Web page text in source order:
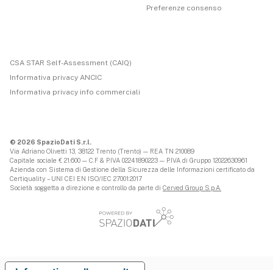
Preferenze consenso
CSA STAR Self-Assessment (CAIQ)
Informativa privacy ANCIC
Informativa privacy info commerciali
© 2026 SpazioDati S.r.l.
Via Adriano Olivetti 13, 38122 Trento (Trento) — REA TN 210089
Capitale sociale € 21.600 — C.F & P.IVA 02241890223 — P.IVA di Gruppo 12022630961
Azienda con Sistema di Gestione della Sicurezza delle Informazioni certificato da
Certiquality – UNI CEI EN ISO/IEC 27001:2017
Società soggetta a direzione e controllo da parte di Cerved Group S.p.A.